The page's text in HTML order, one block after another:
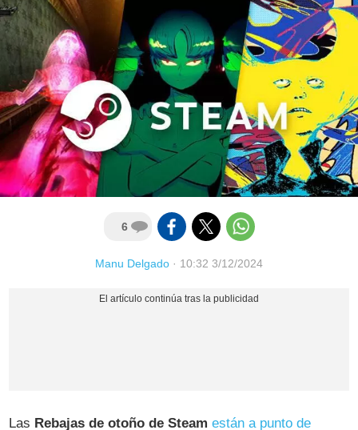
6
Manu Delgado · 10:32 3/12/2024
Las Rebajas de otoño de Steam están a punto de